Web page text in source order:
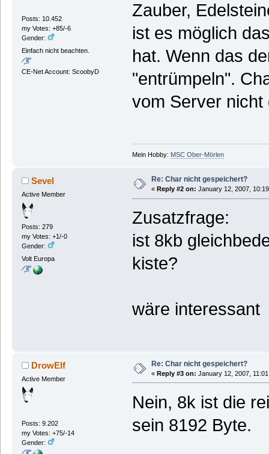
Posts: 10.452
my Votes: +85/-6
Gender:
Einfach nicht beachten.
CE-Net Account: ScoobyD
Zauber,
ist es möglich
hat. Wenn das
"entrümpeln".
vom Server nicht
Mein Hobby: MSC Ober-Mörlen
Sevel
Active Member
Posts: 279
my Votes: +1/-0
Gender:
Volt Europa
Re: Char nicht gespeichert?
« Reply #2 on: January 12, 2007,
Zusatzfrage:
ist 8kb
kiste?
wäre interessant
DrowElf
Active Member
Posts: 9.202
my Votes: +75/-14
Gender:
Re: Char nicht gespeichert?
« Reply #3 on: January 12, 2007,
Nein, 8k ist die
sein 8192 Byte.